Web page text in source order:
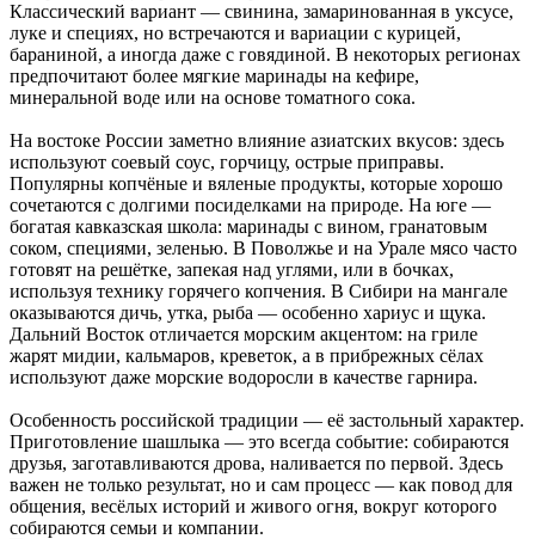
Классический вариант — свинина, замаринованная в уксусе,
луке и специях, но встречаются и вариации с курицей,
бараниной, а иногда даже с говядиной. В некоторых регионах
предпочитают более мягкие маринады на кефире,
минеральной воде или на основе томатного сока.
На востоке России заметно влияние азиатских вкусов: здесь
используют соевый соус, горчицу, острые приправы.
Популярны копчёные и вяленые продукты, которые хорошо
сочетаются с долгими посиделками на природе. На юге —
богатая кавказская школа: маринады с вином, гранатовым
соком, специями, зеленью. В Поволжье и на Урале мясо часто
готовят на решётке, запекая над углями, или в бочках,
используя технику горячего копчения. В Сибири на мангале
оказываются дичь, утка, рыба — особенно хариус и щука.
Дальний Восток отличается морским акцентом: на гриле
жарят мидии, кальмаров, креветок, а в прибрежных сёлах
используют даже морские водоросли в качестве гарнира.
Особенность российской традиции — её застольный характер.
Приготовление шашлыка — это всегда событие: собираются
друзья, заготавливаются дрова, наливается по первой. Здесь
важен не только результат, но и сам процесс — как повод для
общения, весёлых историй и живого огня, вокруг которого
собираются семьи и компании.